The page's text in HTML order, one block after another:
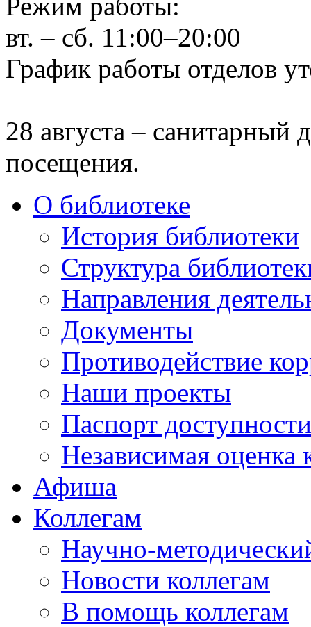
вт. – сб. 11:00–20:00
График работы отделов
28 августа – санитарный
посещения.
О библиотеке
История библиотеки
Структура
Направления
Документы
Противодействие
Наши проекты
Паспорт доступности
Независимая оценка
Афиша
Коллегам
Научно-
Новости коллегам
В помощь коллегам